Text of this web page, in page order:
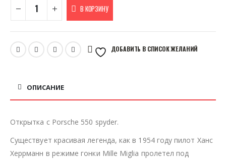
В КОРЗИНУ
ДОБАВИТЬ В СПИСОК ЖЕЛАНИЙ
ОПИСАНИЕ
Открытка с Porsche 550 spyder.
Существует красивая легенда, как в 1954 году пилот Ханс
Херрманн в режиме гонки Mille Miglia пролетел под